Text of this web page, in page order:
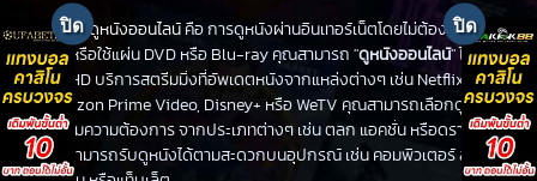
ดูหนังออนไลน์ คือ การดูหนังผ่านอินเทอร์เน็ตโดยไม่ต้องไปโรง
หนังหรือใช้แผ่น DVD หรือ Blu-ray คุณสามารถ "ดูหนังออนไลน์" ได้ที่
PanHD บริการสตรีมมิ่งที่อัพเดตหนังจากแหล่งต่างๆ เช่น Netflix,
Amazon Prime Video, Disney+ หรือ WeTV คุณสามารถเลือกดูหนัง
ได้ตามความต้องการ จากประเภทต่างๆ เช่น ตลก แอคชั่น หรือดราม่า
คุณสามารถรับดูหนังได้ตามสะดวกบนอุปกรณ์ เช่น คอมพิวเตอร์ สมา